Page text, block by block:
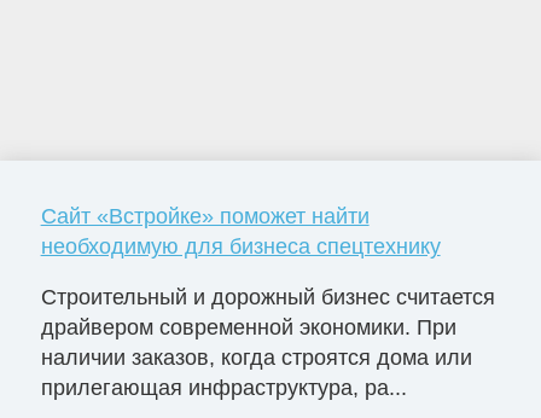
Сайт «Встройке» поможет найти
необходимую для бизнеса спецтехнику
Строительный и дорожный бизнес считается
драйвером современной экономики. При
наличии заказов, когда строятся дома или
прилегающая инфраструктура, ра...